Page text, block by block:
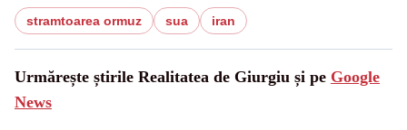
stramtoarea ormuz sua iran
Urmărește știrile Realitatea de Giurgiu și pe Google
News